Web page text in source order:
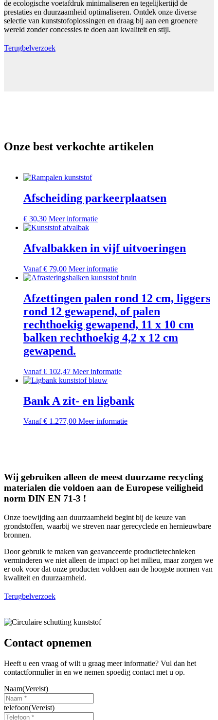
de ecologische voetafdruk minimaliseren en tegelijkertijd de
prestaties en duurzaamheid optimaliseren. Ontdek onze diverse
selectie van kunststofoplossingen en draag bij aan een groenere
wereld zonder concessies te doen aan kwaliteit en stijl.
Terugbelverzoek
Onze best verkochte artikelen
Afscheiding parkeerplaatsen
€ 30,30 Meer informatieDit
meerdere
variaties.
optie
kan
worden
op
de
productpagina
Afvalbakken in vijf uitvoeringen
Vanaf € 79,00 Meer informatieDit
product
meerdere
variaties.
Deze
kan
gekozen
productpagina
Afzettingen palen rond 12 cm, liggers
rond 12 gewapend, of palen
rechthoekig gewapend, 11 x 10 cm
balken rechthoekig 4,2 x 12 cm
gewapend.
Vanaf € 102,47 Meer informatieDit
meerdere
variaties.
optie
productpagina
Bank A zit- en ligbank
Vanaf € 1.277,00 Meer informatieDit
optie
kan
gekozen
de
productpagina
Wij gebruiken alleen de meest duurzame recycling
materialen die voldoen aan de Europese veiligheid
norm DIN EN 71-3 !
Onze toewijding aan duurzaamheid begint bij de keuze van
grondstoffen, waarbij we streven naar gerecyclede en hernieuwbare
bronnen.
Door gebruik te maken van geavanceerde productietechnieken
verminderen we niet alleen de impact op het milieu, maar zorgen we
er ook voor dat onze producten voldoen aan de hoogste normen van
kwaliteit en duurzaamheid.
Terugbelverzoek
Contact opnemen
Heeft u een vraag of wilt u graag meer informatie? Vul dan het
contactformulier in en we nemen spoedig contact met u op.
Naam(Vereist)
telefoon(Vereist)